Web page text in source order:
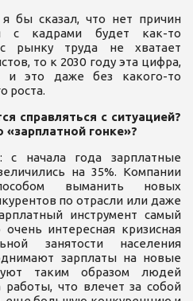
бы сказал, что нет причин
с кадрами будет как-то
рынку труда не хватает
то к 2030 году эта цифра,
и это даже без какого-то
роста.
справляться с ситуацией?
«зарплатной гонке»?
начала года зарплатные
на 35%. Компании
выманить новых
по отрасли или даже
инструмент самый
интересная кризисная
занятости населения
зарплаты на новые
таким образом людей
что влечет за собой